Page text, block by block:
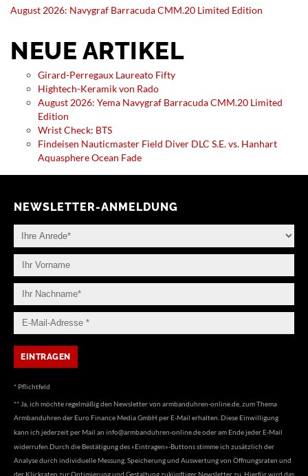
August 2026: Navygraf Barracuda CMM.20 Limited Edition
NEUE ARTIKEL
Girard-Perregaux Laureato Fifty
Hightech-Keramik von Rado
August 2026: Yema Navygraf Barracuda CMM.20 Limited
Edition
Wrist Check: BTS
Findeisen Nauticmaster Field Diver DLC S.E. vs. Hanhart
Aquasphere Ocean Fade
NEWSLETTER-ANMELDUNG
* Pflichtfeld
** Ja, ich möchte regelmäßig den Newsletter von armbanduhren-online.de, zum Thema
Armbanduhren der Euro Finance Media GmbH per E-Mail erhalten. Diese Einwilligung
kann ich jederzeit per Mail an info@armbanduhren-online.deoder am Ende jeder E-Mail
widerrufen.Durch die Bestätigung des «Eintragen»-Buttons stimme ich zusätzlich der
Analyse durch individuelle Messung, Speicherung und Auswertung von Öffnungsraten und
der Klickraten zur Optimierung und Gestaltung zukünftiger Newsletter zu. Hierfür wird das